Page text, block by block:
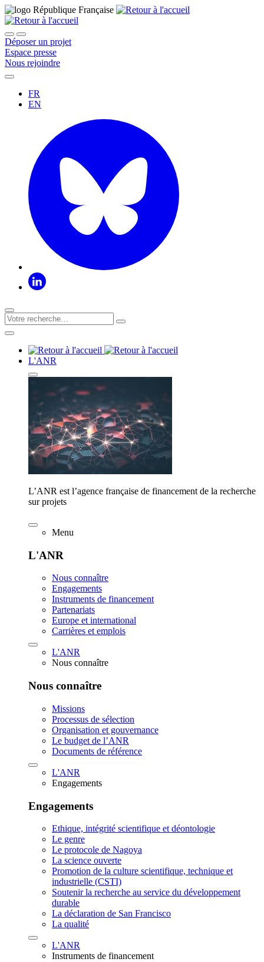
Déposer un projet
Espace presse
Nous rejoindre
FR
EN
L'ANR
L’ANR est l’agence française de financement de la recherche
sur projets
Menu
L'ANR
Nous connaître
Engagements
Instruments de financement
Partenariats
Europe et international
Carrières et emplois
L'ANR
Nous connaître
Nous connaître
Missions
Processus de sélection
Organisation et gouvernance
Le budget de l’ANR
Documents de référence
L'ANR
Engagements
Engagements
Ethique, intégrité scientifique et déontologie
Le genre
Le protocole de Nagoya
La science ouverte
Promotion de la culture scientifique, technique et
industrielle (CSTI)
Soutenir la recherche au service du développement
durable
La déclaration de San Francisco
La qualité
L'ANR
Instruments de financement